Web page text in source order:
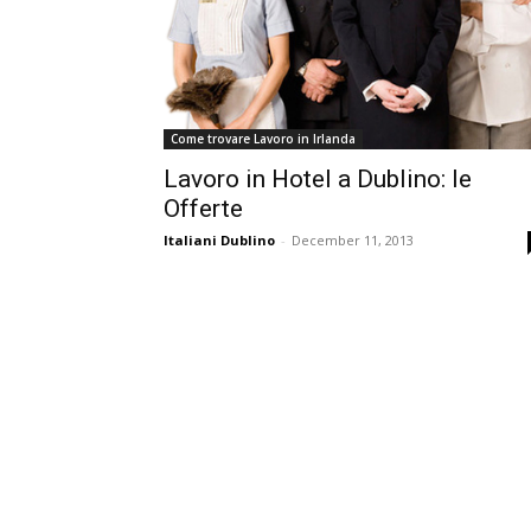
Come trovare Lavoro in Irlanda
Lavoro in Hotel a Dublino: le
Offerte
Italiani Dublino - December 11, 2013